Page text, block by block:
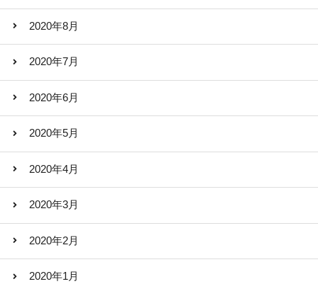
2020年8月
2020年7月
2020年6月
2020年5月
2020年4月
2020年3月
2020年2月
2020年1月